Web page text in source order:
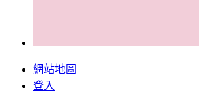
網站地圖
登入